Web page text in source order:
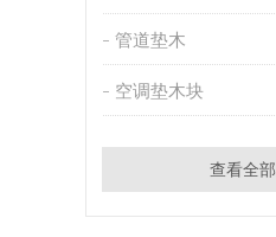
管道垫木
空调垫木块
查看全部